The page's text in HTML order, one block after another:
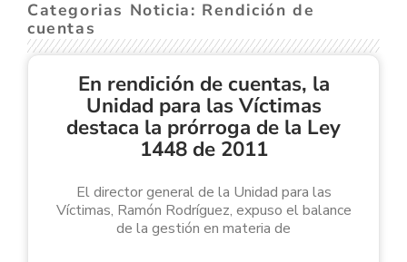
Categorias Noticia: Rendición de
cuentas
En rendición de cuentas, la
Unidad para las Víctimas
destaca la prórroga de la Ley
1448 de 2011
El director general de la Unidad para las
Víctimas, Ramón Rodríguez, expuso el balance
de la gestión en materia de